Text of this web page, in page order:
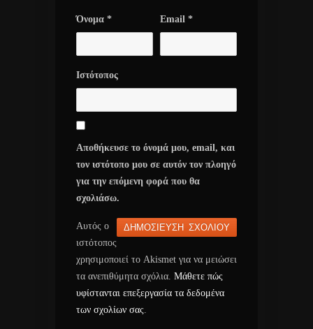
Όνομα * Email *
Ιστότοπος
Αποθήκευσε το όνομά μου, email, και
τον ιστότοπο μου σε αυτόν τον πλοηγό
για την επόμενη φορά που θα
σχολιάσω.
Αυτός ο
ιστότοπος
χρησιμοποιεί το Akismet για να μειώσει
τα ανεπιθύμητα σχόλια. Μάθετε πώς
υφίστανται επεξεργασία τα δεδομένα
των σχολίων σας.